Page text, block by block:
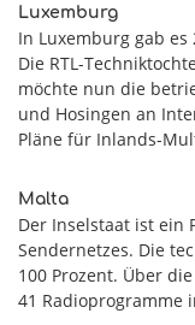
Luxemburg
In Luxemburg gab es
Die RTL-
möchte nun die
und Hosingen an
Pläne für Inlands-
Malta
Der Inselstaat ist ein
Sendernetzes. Die
100 Prozent. Über
41 Radioprogramme